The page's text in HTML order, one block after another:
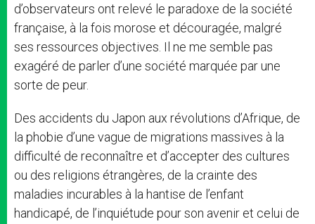
d’observateurs ont relevé le paradoxe de la société
française, à la fois morose et découragée, malgré
ses ressources objectives. Il ne me semble pas
exagéré de parler d’une société marquée par une
sorte de peur.
Des accidents du Japon aux révolutions d’Afrique, de
la phobie d’une vague de migrations massives à la
difficulté de reconnaître et d’accepter des cultures
ou des religions étrangères, de la crainte des
maladies incurables à la hantise de l’enfant
handicapé, de l’inquiétude pour son avenir et celui de